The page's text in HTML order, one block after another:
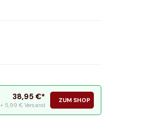
38,95 €*
+ 5,99 € Versand
ZUM SHOP